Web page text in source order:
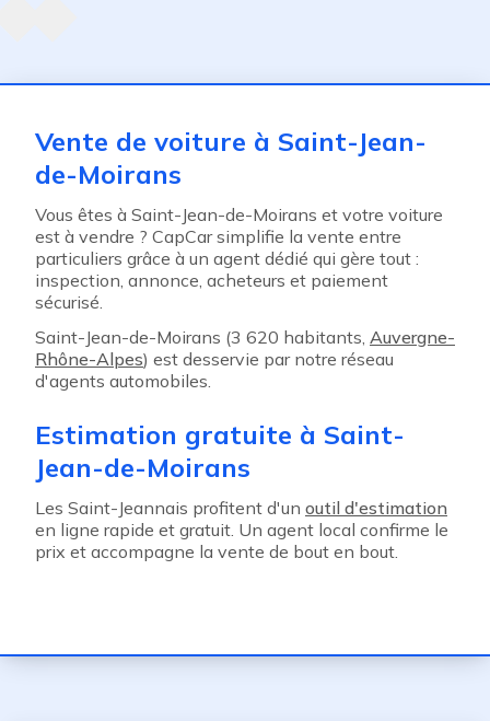
Vente de voiture à Saint-Jean-
de-Moirans
Vous êtes à Saint-Jean-de-Moirans et votre voiture
est à vendre ? CapCar simplifie la vente entre
particuliers grâce à un agent dédié qui gère tout :
inspection, annonce, acheteurs et paiement
sécurisé.
Saint-Jean-de-Moirans (3 620 habitants, Auvergne-
Rhône-Alpes) est desservie par notre réseau
d'agents automobiles.
Estimation gratuite à Saint-
Jean-de-Moirans
Les Saint-Jeannais profitent d'un outil d'estimation
en ligne rapide et gratuit. Un agent local confirme le
prix et accompagne la vente de bout en bout.